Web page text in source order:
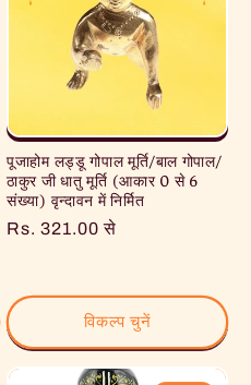
पूजाहोम लड्डू गोपाल मूर्ति/बाल गोपाल/
ठाकुर जी धातु मूर्ति (आकार 0 से 6
संख्या) वृन्दावन में निर्मित
नियमित
मूल्य
Rs. 321.00 से
विकल्प चुनें